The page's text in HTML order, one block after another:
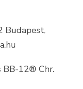
Budapest,
BB-12® Chr.